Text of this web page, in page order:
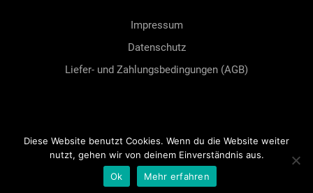
Impressum
Datenschutz
Liefer- und Zahlungsbedingungen (AGB)
Diese Website benutzt Cookies. Wenn du die Website weiter
nutzt, gehen wir von deinem Einverständnis aus.
Ok
Mehr erfahren